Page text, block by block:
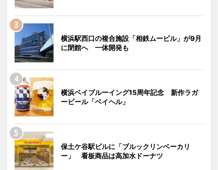
横浜駅西口の複合施設「相鉄ムービル」が9月
に閉館へ 一体開発も
横浜ベイブルーイング15周年記念 新作ラガ
ービール「ベイヘル」
保土ケ谷駅ビルに「ブルックリンベーカリ
ー」 看板商品は高加水ドーナツ